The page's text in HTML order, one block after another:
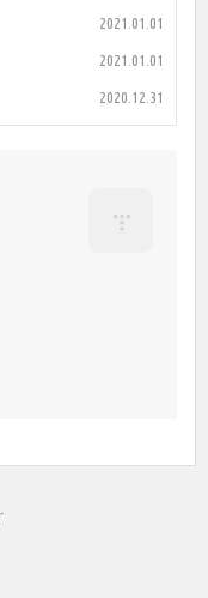
2021.01.01
2021.01.01
2020.12.31